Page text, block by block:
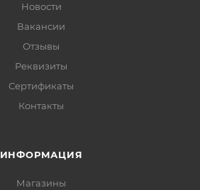
Новости
Вакансии
Отзывы
Реквизиты
Сертификаты
Контакты
ИНФОРМАЦИЯ
Магазины